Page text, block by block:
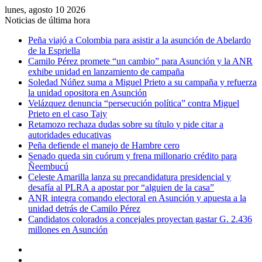
lunes, agosto 10 2026
Noticias de última hora
Peña viajó a Colombia para asistir a la asunción de Abelardo
de la Espriella
Camilo Pérez promete “un cambio” para Asunción y la ANR
exhibe unidad en lanzamiento de campaña
Soledad Núñez suma a Miguel Prieto a su campaña y refuerza
la unidad opositora en Asunción
Velázquez denuncia “persecución política” contra Miguel
Prieto en el caso Tajy
Retamozo rechaza dudas sobre su título y pide citar a
autoridades educativas
Peña defiende el manejo de Hambre cero
Senado queda sin cuórum y frena millonario crédito para
Ñeembucú
Celeste Amarilla lanza su precandidatura presidencial y
desafía al PLRA a apostar por “alguien de la casa”
ANR integra comando electoral en Asunción y apuesta a la
unidad detrás de Camilo Pérez
Candidatos colorados a concejales proyectan gastar G. 2.436
millones en Asunción